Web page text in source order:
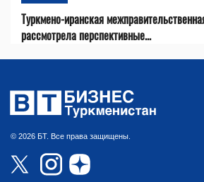
Туркмено-иранская
рассмотрела перспективные...
© 2026 БТ. Все права защищены.